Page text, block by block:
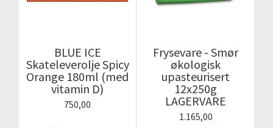
BLUE ICE
Skateleverolje Spicy
Orange 180ml (med
vitamin D)
750,00
Frysevare - Smør
økologisk
upasteurisert
12x250g
LAGERVARE
1.165,00